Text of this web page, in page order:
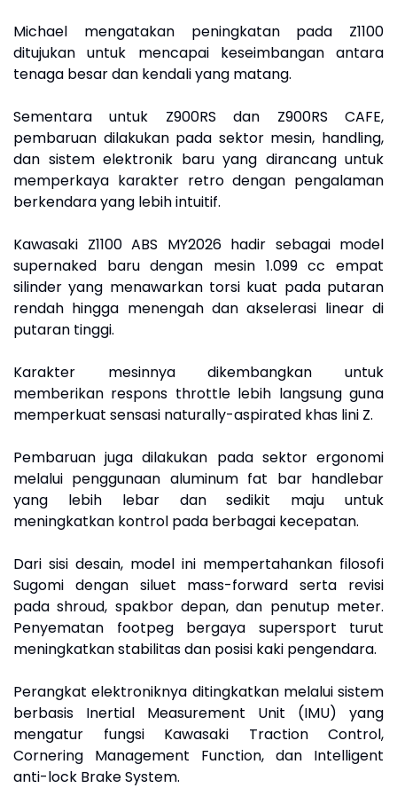
Michael mengatakan peningkatan pada Z1100
ditujukan untuk mencapai keseimbangan antara
tenaga besar dan kendali yang matang.
Sementara untuk Z900RS dan Z900RS CAFE,
pembaruan dilakukan pada sektor mesin, handling,
dan sistem elektronik baru yang dirancang untuk
memperkaya karakter retro dengan pengalaman
berkendara yang lebih intuitif.
Kawasaki Z1100 ABS MY2026 hadir sebagai model
supernaked baru dengan mesin 1.099 cc empat
silinder yang menawarkan torsi kuat pada putaran
rendah hingga menengah dan akselerasi linear di
putaran tinggi.
Karakter mesinnya dikembangkan untuk
memberikan respons throttle lebih langsung guna
memperkuat sensasi naturally-aspirated khas lini Z.
Pembaruan juga dilakukan pada sektor ergonomi
melalui penggunaan aluminum fat bar handlebar
yang lebih lebar dan sedikit maju untuk
meningkatkan kontrol pada berbagai kecepatan.
Dari sisi desain, model ini mempertahankan filosofi
Sugomi dengan siluet mass-forward serta revisi
pada shroud, spakbor depan, dan penutup meter.
Penyematan footpeg bergaya supersport turut
meningkatkan stabilitas dan posisi kaki pengendara.
Perangkat elektroniknya ditingkatkan melalui sistem
berbasis Inertial Measurement Unit (IMU) yang
mengatur fungsi Kawasaki Traction Control,
Cornering Management Function, dan Intelligent
anti-lock Brake System.